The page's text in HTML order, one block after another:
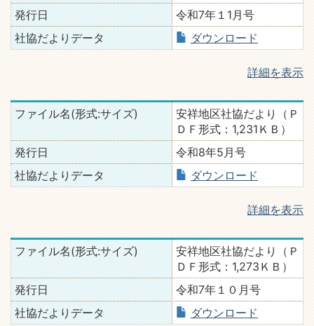
発行日
令和7年１1月号
社協だよりデータ
ダウンロード
詳細を表示
ファイル名(形式:サイズ)
安祥地区社協だより（Ｐ
ＤＦ形式：1,231ＫＢ）
発行日
令和8年5月号
社協だよりデータ
ダウンロード
詳細を表示
ファイル名(形式:サイズ)
安祥地区社協だより（Ｐ
ＤＦ形式：1,273ＫＢ）
発行日
令和7年１０月号
社協だよりデータ
ダウンロード